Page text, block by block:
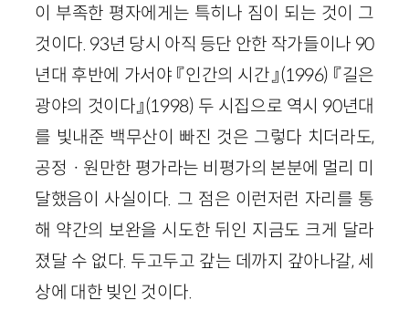
이 부족한 평자에게는 특히나 짐이 되는 것이 그
것이다. 93년 당시 아직 등단 안한 작가들이나 90
년대 후반에 가서야 『인간의 시간』(1996) 『길은
광야의 것이다』(1998) 두 시집으로 역시 90년대
를 빛내준 백무산이 빠진 것은 그렇다 치더라도,
공정ㆍ원만한 평가라는 비평가의 본분에 멀리 미
달했음이 사실이다. 그 점은 이런저런 자리를 통
해 약간의 보완을 시도한 뒤인 지금도 크게 달라
졌달 수 없다. 두고두고 갚는 데까지 갚아나갈, 세
상에 대한 빚인 것이다.